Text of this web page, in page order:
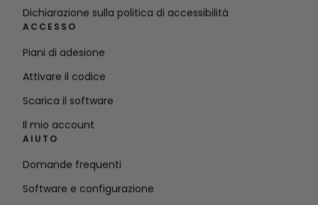
Dichiarazione sulla politica di accessibilità
ACCESSO
Piani di adesione
Attivare il codice
Scarica il software
Il mio account
AIUTO
Domande frequenti
Software e configurazione